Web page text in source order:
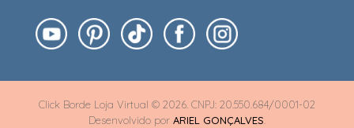
Click Borde Loja Virtual © 2026. CNPJ: 20.550.684/0001-02
Desenvolvido por ARIEL GONÇALVES